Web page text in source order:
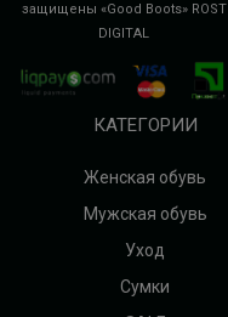
защищены «Good Boots» ROST
DIGITAL
КАТЕГОРИИ
Женская обувь
Мужская обувь
Уход
Сумки